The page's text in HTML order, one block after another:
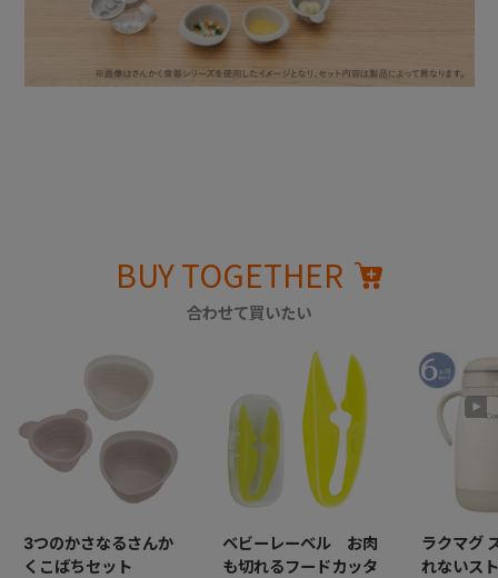
BUY TOGETHER
合わせて買いたい
3つのかさなるさんか
くこばちセット
ベビーレーベル お肉
も切れるフードカッタ
ラクマグ
れないス